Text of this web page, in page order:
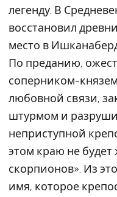
легенду. В
восстановил
место в
По преданию,
соперником-
любовной связи,
штурмом и
неприступной
этом краю не
скорпионов». Из
имя, которое